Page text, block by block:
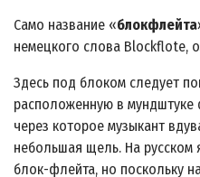
Само название «блокфлейта
немецкого слова Blockflote,
Здесь под блоком следует
расположенную в
через которое музыкант
небольшая щель. На русском
блок-флейта, но поскольку